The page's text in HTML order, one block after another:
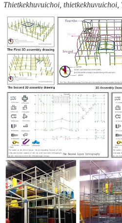
Thietkekhuvuichoi,